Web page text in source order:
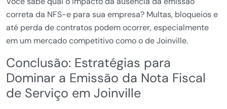
correta da NFS-e para sua empresa? Multas, bloqueios e
até perda de contratos podem ocorrer, especialmente
em um mercado competitivo como o de Joinville.
Conclusão: Estratégias para
Dominar a Emissão da Nota Fiscal
de Serviço em Joinville